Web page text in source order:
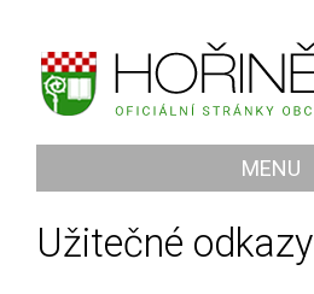
MENU
Užitečné odkazy